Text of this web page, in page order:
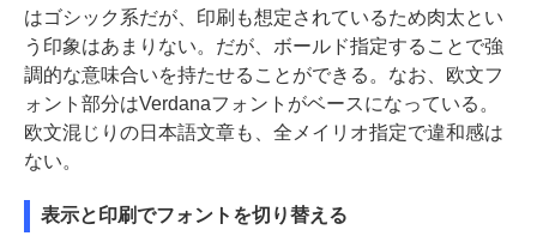
はゴシック系だが、印刷も想定されているため肉太とい
う印象はあまりない。だが、ボールド指定することで強
調的な意味合いを持たせることができる。なお、欧文フ
ォント部分はVerdanaフォントがベースになっている。
欧文混じりの日本語文章も、全メイリオ指定で違和感は
ない。
表示と印刷でフォントを切り替える